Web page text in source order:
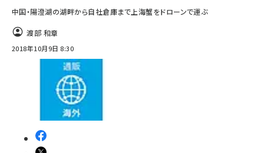
中国・陽澄湖の湖畔から自社倉庫まで上海蟹をドローンで運ぶ
渡部 和章
2018年10月9日 8:30